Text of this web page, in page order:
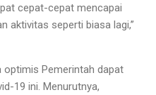
cepat-cepat mencapai
aktivitas seperti biasa lagi,”
optimis Pemerintah dapat
19 ini. Menurutnya,